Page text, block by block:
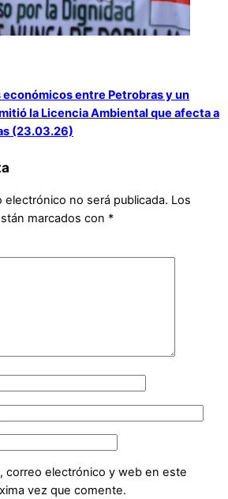
económicos entre Petrobras y un
la Licencia Ambiental que afecta a
(23.03.26)
electrónico no será publicada. Los
marcados con *
correo electrónico y web en este
vez que comente.